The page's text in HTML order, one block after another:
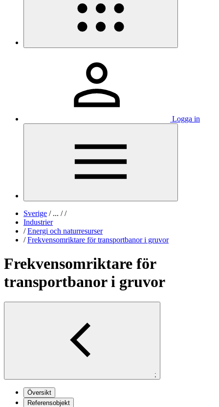
Logga in
Sverige /... / /
Industrier
/ Energi och naturresurser
/ Frekvensomriktare för transportbanor i gruvor
Frekvensomriktare för
transportbanor i gruvor
;
Översikt
Referensobjekt